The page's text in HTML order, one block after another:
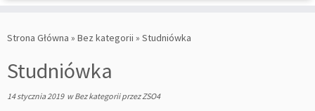
toStrona Główna » Bez kategorii » Studniówka
Studniówka
14 stycznia 2019wBez kategoriiprzezZSO4